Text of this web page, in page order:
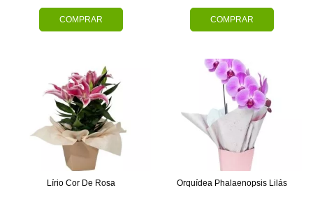
COMPRAR COMPRAR
Lírio Cor De Rosa Orquídea Phalaenopsis Lilás